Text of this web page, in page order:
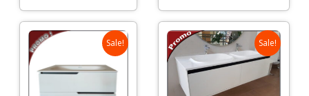
Sale! Sale!